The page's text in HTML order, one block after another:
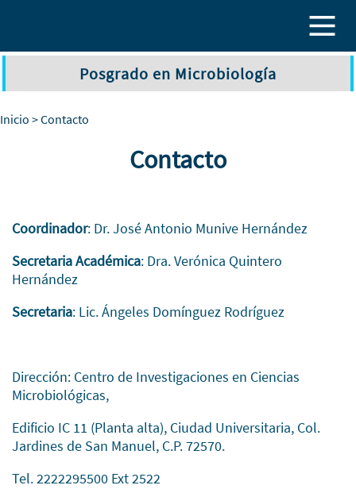
Posgrado en Microbiología
Inicio > Contacto
Contacto
Coordinador: Dr. José Antonio Munive Hernández
Secretaria Académica: Dra. Verónica Quintero
Hernández
Secretaria: Lic. Ángeles Domínguez Rodríguez
Dirección: Centro de Investigaciones en Ciencias
Microbiológicas,
Edificio IC 11 (Planta alta), Ciudad Universitaria, Col.
Jardines de San Manuel, C.P. 72570.
Tel. 2222295500 Ext 2522